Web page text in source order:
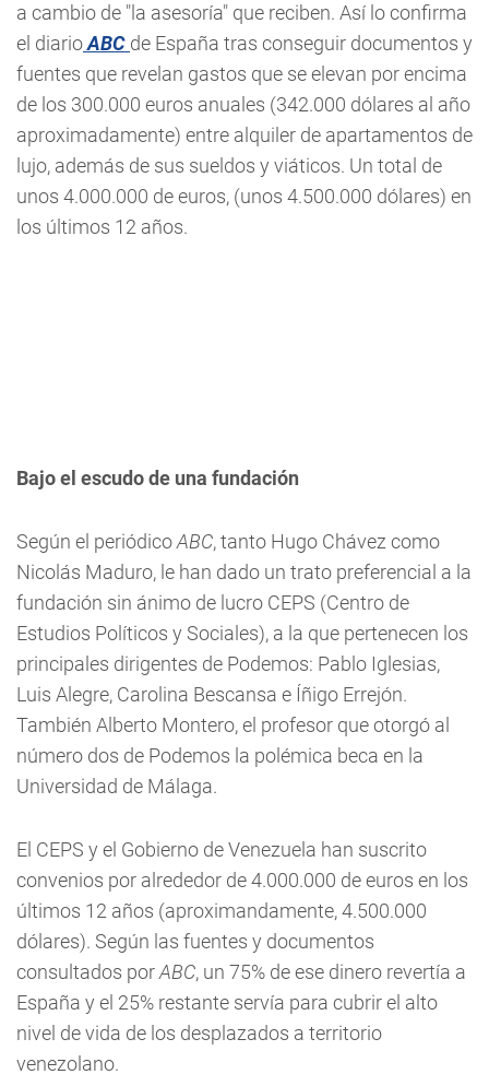
a cambio de "la asesoría" que reciben. Así lo confirma
el diarioABC de España tras conseguir documentos y
fuentes que revelan gastos que se elevan por encima
de los 300.000 euros anuales (342.000 dólares al año
aproximadamente) entre alquiler de apartamentos de
lujo, además de sus sueldos y viáticos. Un total de
unos 4.000.000 de euros, (unos 4.500.000 dólares) en
los últimos 12 años.
Bajo el escudo de una fundación
Según el periódicoABC, tanto Hugo Chávez como
Nicolás Maduro, le han dado un trato preferencial a la
fundación sin ánimo de lucro CEPS (Centro de
Estudios Políticos y Sociales), a la que pertenecen los
principales dirigentes de Podemos: Pablo Iglesias,
Luis Alegre, Carolina Bescansa e Íñigo Errejón.
También Alberto Montero, el profesor que otorgó al
número dos de Podemos la polémica beca en la
Universidad de Málaga.
El CEPS y el Gobierno de Venezuela han suscrito
convenios por alrededor de 4.000.000 de euros en los
últimos 12 años (aproximandamente, 4.500.000
dólares). Según las fuentes y documentos
consultados porABC, un 75% de ese dinero revertía a
España y el 25% restante servía para cubrir el alto
nivel de vida de los desplazados a territorio
venezolano.